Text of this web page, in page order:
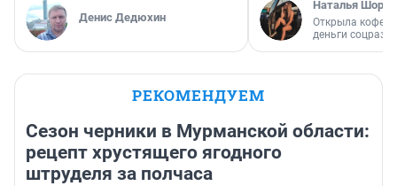
Денис Дедюхин
Наталья
Открыла
деньги
РЕКОМЕНДУЕМ
Сезон черники в Мурманской области:
рецепт хрустящего ягодного
штруделя за полчаса